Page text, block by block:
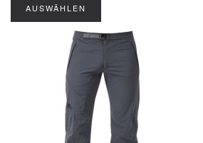
AUSWÄHLEN